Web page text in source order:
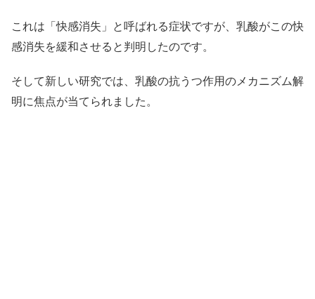
これは「快感消失」と呼ばれる症状ですが、乳酸がこの快
感消失を緩和させると判明したのです。
そして新しい研究では、乳酸の抗うつ作用のメカニズム解
明に焦点が当てられました。